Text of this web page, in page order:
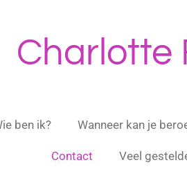
Charlotte
ben ik? Wanneer kan je
Contact Veel